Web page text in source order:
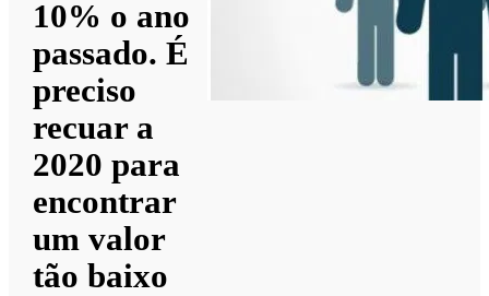
10% o ano
passado. É
preciso
recuar a
2020 para
encontrar
um valor
tão baixo